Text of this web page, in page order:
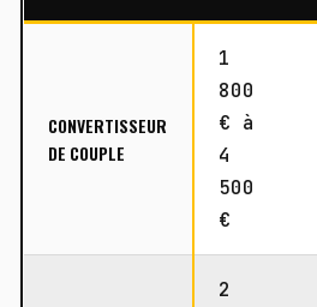
CONVERTISSEUR
DE COUPLE
1
800
€ à
4
500
€
2